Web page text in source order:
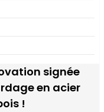
signée
en acier
!